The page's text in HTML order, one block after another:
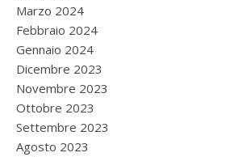
Marzo 2024
Febbraio 2024
Gennaio 2024
Dicembre 2023
Novembre 2023
Ottobre 2023
Settembre 2023
Agosto 2023